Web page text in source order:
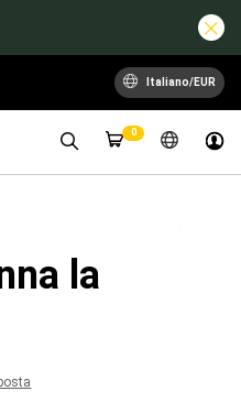
Italiano/EUR
0
la